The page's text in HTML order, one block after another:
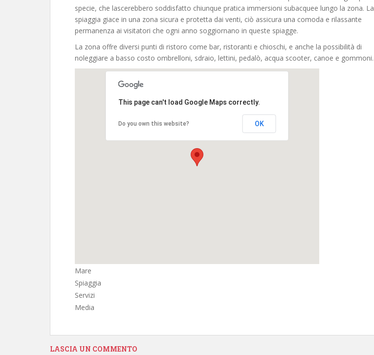
specie, che lascerebbero soddisfatto chiunque pratica immersioni subacquee lungo la zona. La
spiaggia giace in una zona sicura e protetta dai venti, ciò assicura una comoda e rilassante
permanenza ai visitatori che ogni anno soggiornano in queste spiagge.
La zona offre diversi punti di ristoro come bar, ristoranti e chioschi, e anche la possibilità di
noleggiare a basso costo ombrelloni, sdraio, lettini, pedalò, acqua scooter, canoe e gommoni.
This page can't load Google Maps correctly.
Do you own this website? OK
Mare
Spiaggia
Servizi
Media
LASCIA UN COMMENTO